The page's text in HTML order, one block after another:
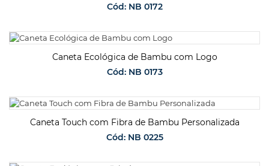
Cód: NB 0172
SOLICITAR ORÇAMENTO
Caneta Ecológica de Bambu com Logo
Cód: NB 0173
SOLICITAR ORÇAMENTO
Caneta Touch com Fibra de Bambu Personalizada
Cód: NB 0225